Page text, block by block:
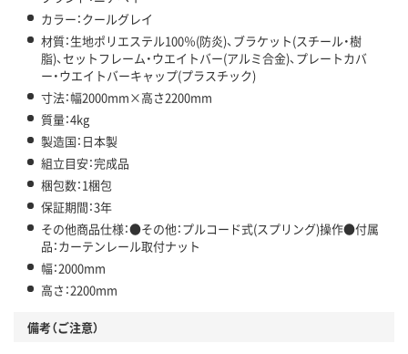
カラー：クールグレイ
材質：生地ポリエステル100％(防炎)、ブラケット(スチール・樹
脂)、セットフレーム・ウエイトバー(アルミ合金)、プレートカバ
ー・ウエイトバーキャップ(プラスチック)
寸法：幅2000mm×高さ2200mm
質量：4kg
製造国：日本製
組立目安：完成品
梱包数：1梱包
保証期間：3年
その他商品仕様：●その他：プルコード式(スプリング)操作●付属
品：カーテンレール取付ナット
幅：2000mm
高さ：2200mm
備考（ご注意）